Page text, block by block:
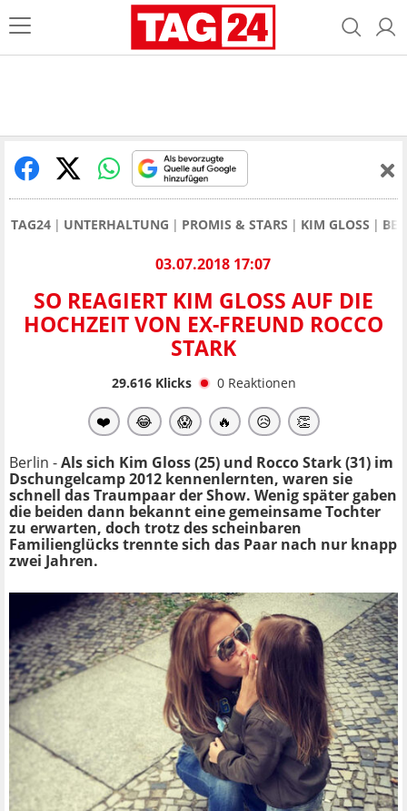
TAG24 UNTERHALTUNG PROMIS & STARS KIM GLOSS
03.07.2018 17:07
SO REAGIERT KIM GLOSS AUF DIE
HOCHZEIT VON EX-FREUND ROCCO
STARK
29.616Klicks 0 Reaktionen
❤️ 😂 😱 🔥 😥 👏
Berlin -Als sich Kim Gloss (25) und Rocco Stark (31) im
Dschungelcamp 2012 kennenlernten, waren sie
schnell das Traumpaar der Show. Wenig später gaben
die beiden dann bekannt eine gemeinsame Tochter
zu erwarten, doch trotz des scheinbaren
Familienglücks trennte sich das Paar nach nur knapp
zwei Jahren.